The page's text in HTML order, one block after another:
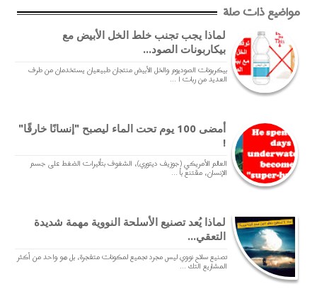
مواضيع ذات صلة
لماذا يجب تجنب خلط الخل الأبيض مع
بيكاربونات الصود...
بيكربونات الصوديوم والخل الأبيض منتجان طبيعيان يستخدمان من طرف
العديد من ربات ا ...
أمضى 100 يوم تحت الماء ليصبح "إنسانًا خارقًا"
!
العالم الأمريكي (جوزيف ديتوري)، الشغوف بتأثيرات الضغط على جسم
الإنسان، مقتنع بأ ...
لماذا يُعد تصنيع الأسلحة النووية مهمة شديدة
التعقي...
تصنيع سلاح نووي ليس مجرد تجميع لمكونات متفجرة، بل هو واحد من أكثر
المشاريع التك ...